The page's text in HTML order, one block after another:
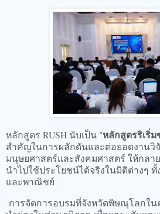
หลักสูตร RUSH นับเป็น "หลักสูตรริเริ่ม
สำคัญในการผลักดันและต่อยอดงานวิ
มนุษยศาสตร์และสังคมศาสตร์ ให้กลา
นำไปใช้ประโยชน์ได้จริงในมิติต่างๆ
และพาณิชย์
การจัดการอบรมที่จังหวัดพิษณุโลกใน